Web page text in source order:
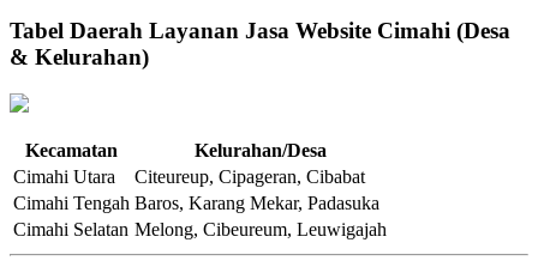
Tabel Daerah Layanan Jasa Website Cimahi (Desa
& Kelurahan)
Kecamatan
Kelurahan/Desa
Cimahi Utara
Citeureup, Cipageran, Cibabat
Cimahi Tengah Baros, Karang Mekar, Padasuka
Cimahi Selatan Melong, Cibeureum, Leuwigajah